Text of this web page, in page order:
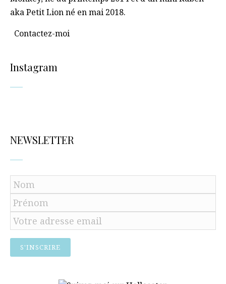
aka Petit Lion né en mai 2018.
Contactez-moi
Instagram
NEWSLETTER